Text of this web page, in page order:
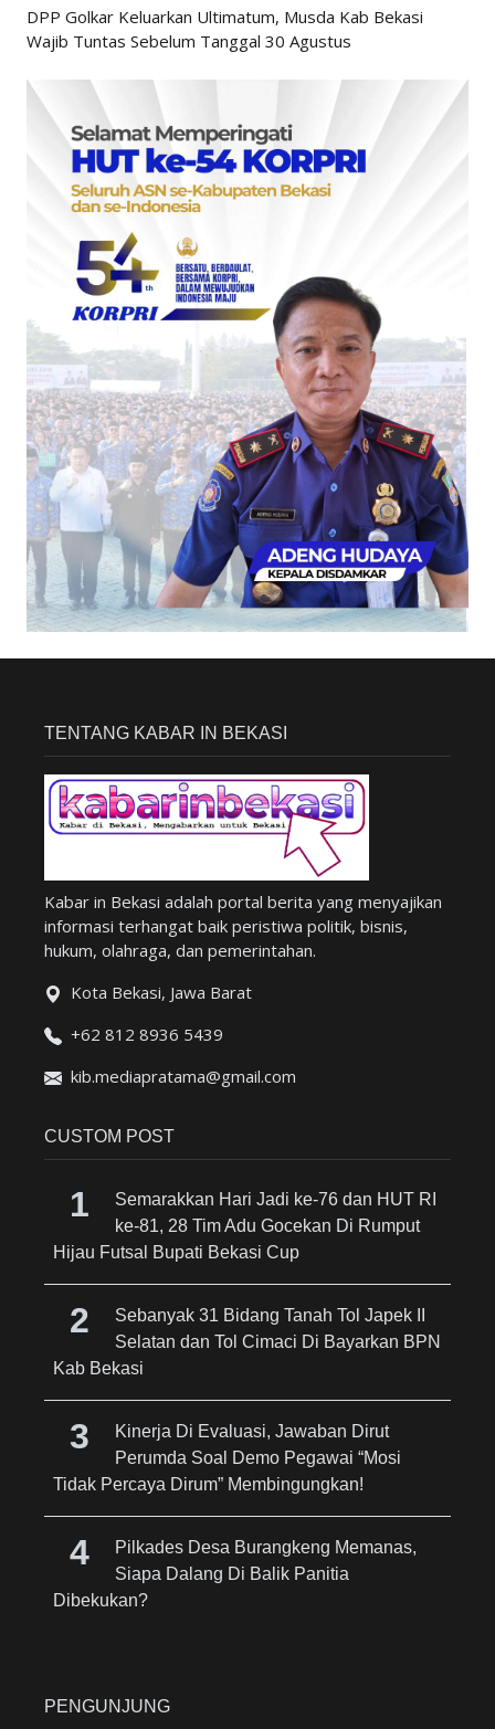
DPP Golkar Keluarkan Ultimatum, Musda Kab Bekasi
Wajib Tuntas Sebelum Tanggal 30 Agustus
TENTANG KABAR IN BEKASI
Kabar in Bekasi adalah portal berita yang menyajikan
informasi terhangat baik peristiwa politik, bisnis,
hukum, olahraga, dan pemerintahan.
Kota Bekasi, Jawa Barat
+62 812 8936 5439
kib.mediapratama@gmail.com
CUSTOM POST
Semarakkan Hari Jadi ke-76 dan HUT RI
ke-81, 28 Tim Adu Gocekan Di Rumput
Hijau Futsal Bupati Bekasi Cup
Sebanyak 31 Bidang Tanah Tol Japek II
Selatan dan Tol Cimaci Di Bayarkan BPN
Kab Bekasi
Kinerja Di Evaluasi, Jawaban Dirut
Perumda Soal Demo Pegawai “Mosi
Tidak Percaya Dirum” Membingungkan!
Pilkades Desa Burangkeng Memanas,
Siapa Dalang Di Balik Panitia
Dibekukan?
PENGUNJUNG